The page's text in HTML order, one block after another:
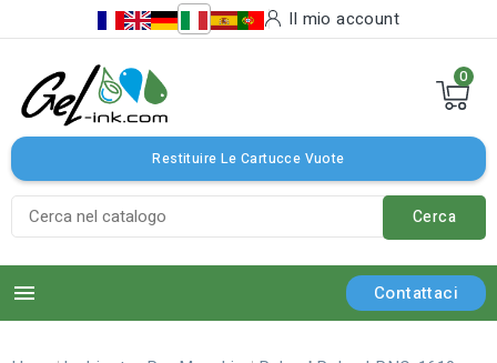
Il mio account
0
Restituire Le Cartucce Vuote
Cerca
 Contattaci